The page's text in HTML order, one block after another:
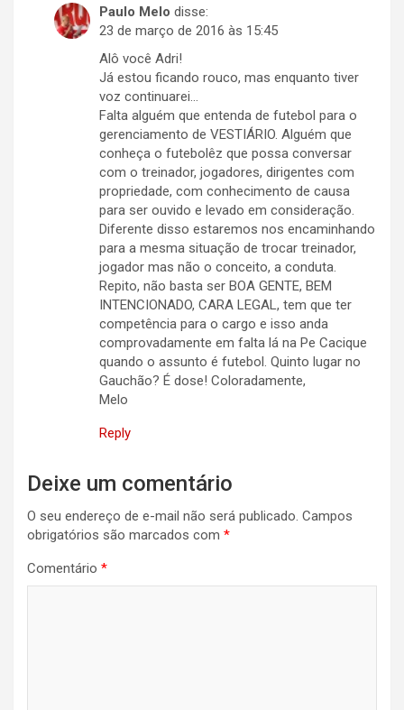
Paulo Melo disse:
23 de março de 2016 às 15:45
Alô você Adri!
Já estou ficando rouco, mas enquanto tiver
voz continuarei…
Falta alguém que entenda de futebol para o
gerenciamento de VESTIÁRIO. Alguém que
conheça o futebolêz que possa conversar
com o treinador, jogadores, dirigentes com
propriedade, com conhecimento de causa
para ser ouvido e levado em consideração.
Diferente disso estaremos nos encaminhando
para a mesma situação de trocar treinador,
jogador mas não o conceito, a conduta.
Repito, não basta ser BOA GENTE, BEM
INTENCIONADO, CARA LEGAL, tem que ter
competência para o cargo e isso anda
comprovadamente em falta lá na Pe Cacique
quando o assunto é futebol. Quinto lugar no
Gauchão? É dose! Coloradamente,
Melo
Reply
Deixe um comentário
O seu endereço de e-mail não será publicado. Campos
obrigatórios são marcados com *
Comentário *